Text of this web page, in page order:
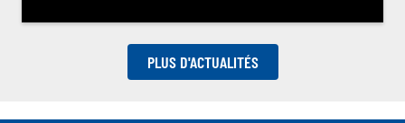
PLUS D'ACTUALITÉS